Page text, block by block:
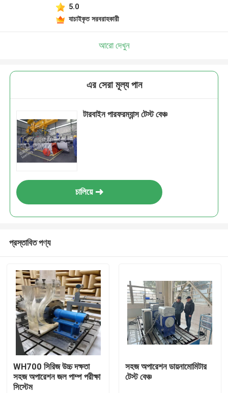
5.0
যাচাইকৃত সরবরাহকারী
আরো দেখুন
এর সেরা মূল্য পান
টারবাইন পারফরম্যান্স টেস্ট বেঞ্চ
চালিয়ে
প্রস্তাবিত পণ্য
WH700 সিরিজ উচ্চ দক্ষতা
সহজ অপারেশন জল পাম্প পরীক্ষা
সিস্টেম
সহজ অপারেশন ডায়নামোমিটার
টেস্ট বেঞ্চ